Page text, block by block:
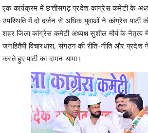
एक कार्यक्रम में छत्तीसगढ़ प्रदेश कांग्रेस कमेटी के
उपस्थिति में दो दर्जन से अधिक युवाओं ने कांग्रेस पार्टी
शहर जिला कांग्रेस कमेटी अध्यक्ष सुशील मौर्य के
जनहितैषी विचारधारा, संगठन की रीति-नीति और प्रदेश
करते हुए पार्टी का दामन थामा।